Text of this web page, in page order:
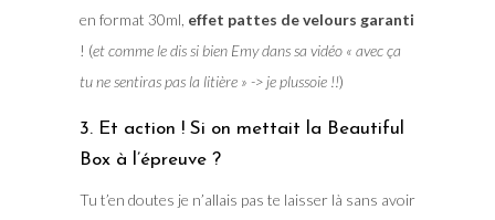
en format 30ml, effet pattes de velours garanti
! (et comme le dis si bien Emy dans sa vidéo « avec ça
tu ne sentiras pas la litière » -> je plussoie !!)
3. Et action ! Si on mettait la Beautiful
Box à l’épreuve ?
Tu t’en doutes je n’allais pas te laisser là sans avoir